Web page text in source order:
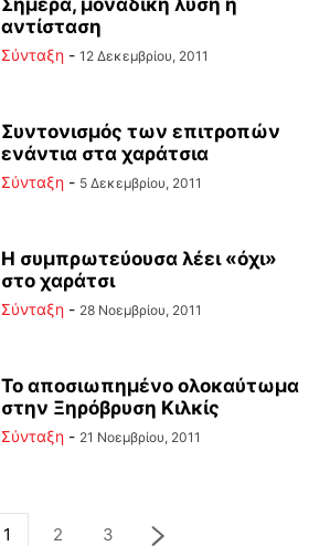
Σήμερα, μοναδική λύση η
αντίσταση
Σύνταξη - 12 Δεκεμβρίου, 2011
Συντονισμός των επιτροπών
ενάντια στα χαράτσια
Σύνταξη - 5 Δεκεμβρίου, 2011
Η συμπρωτεύουσα λέει «όχι»
στο χαράτσι
Σύνταξη - 28 Νοεμβρίου, 2011
Το αποσιωπημένο ολοκαύτωμα
στην Ξηρόβρυση Κιλκίς
Σύνταξη - 21 Νοεμβρίου, 2011
1 2 3